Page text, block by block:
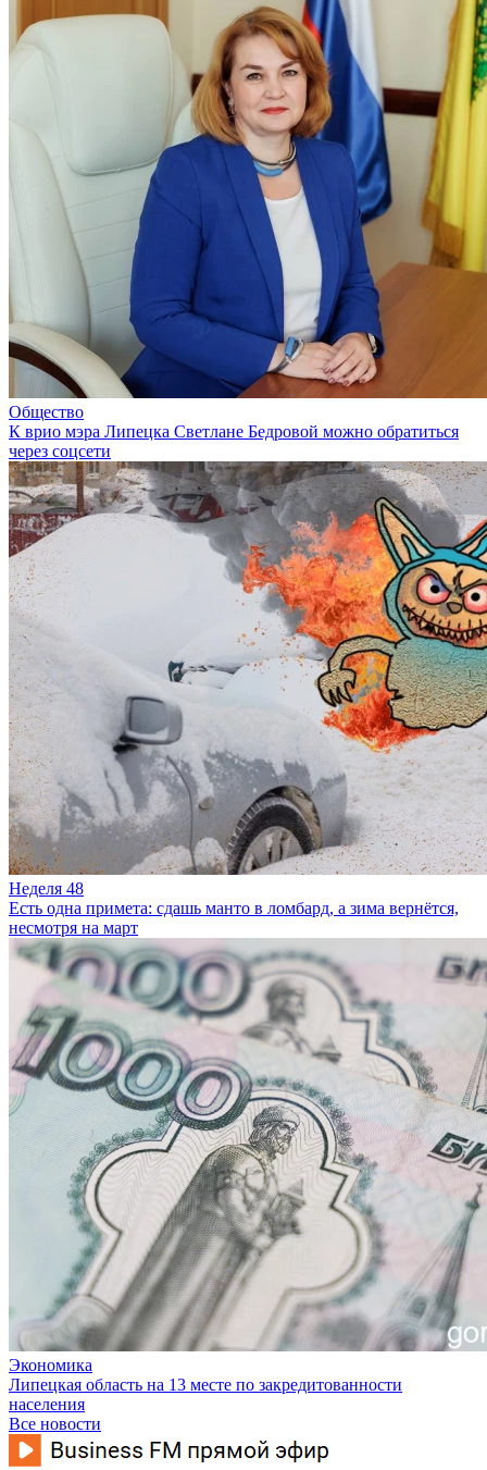
Общество
К врио мэра Липецка Светлане Бедровой можно обратиться
через соцсети
Неделя 48
Есть одна примета: сдашь манто в ломбард, а зима вернётся,
несмотря на март
Экономика
Липецкая область на 13 месте по закредитованности
населения
Все новости